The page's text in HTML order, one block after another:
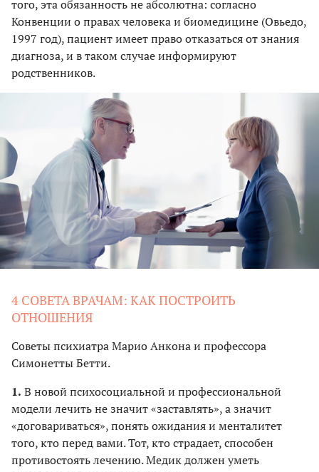
того, эта обязанность не абсолютна: согласно
Конвенции о правах человека и биомедицине (Овьедо,
1997 год), пациент имеет право отказаться от знания
диагноза, и в таком случае информируют
родственников.
4 СОВЕТА ВРАЧАМ: КАК ПОСТРОИТЬ
ОТНОШЕНИЯ
Советы психиатра Марио Анкона и профессора
Симонетты Бетти.
1. В новой психосоциальной и профессиональной
модели лечить не значит «заставлять», а значит
«договариваться», понять ожидания и менталитет
того, кто перед вами. Тот, кто страдает, способен
противостоять лечению. Медик должен уметь